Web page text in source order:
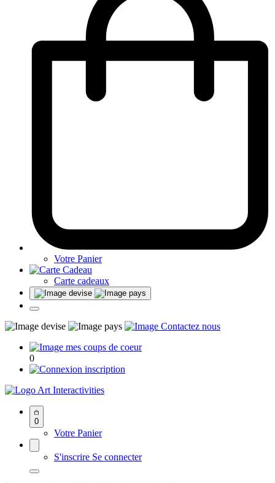
Votre Panier
Carte cadeaux
0
Art Interactivities
0
Votre Panier
S'inscrire Se connecter